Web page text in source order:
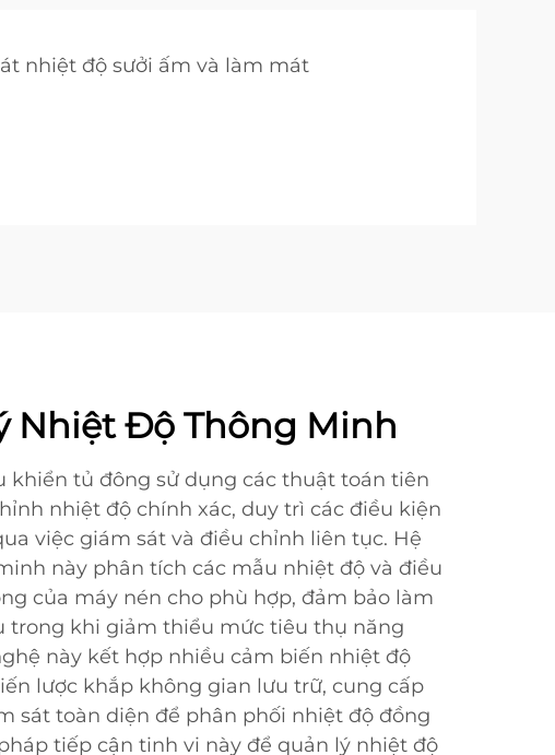
nhiệt độ sưởi ấm và làm mát
Nhiệt Độ Thông Minh
khiển tủ đông sử dụng các thuật toán tiên
nhiệt độ chính xác, duy trì các điều kiện
việc giám sát và điều chỉnh liên tục. Hệ
này phân tích các mẫu nhiệt độ và điều
của máy nén cho phù hợp, đảm bảo làm
trong khi giảm thiểu mức tiêu thụ năng
này kết hợp nhiều cảm biến nhiệt độ
lược khắp không gian lưu trữ, cung cấp
sát toàn diện để phân phối nhiệt độ đồng
tiếp cận tinh vi này để quản lý nhiệt độ